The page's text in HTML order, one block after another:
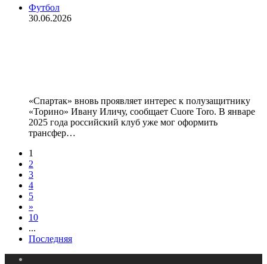
Футбол
30.06.2026
«Спартак» вновь проявляет интерес к полузащитнику
«Торино» Ивану Иличу, сообщает Cuore Toro. В январе
2025 года российский клуб уже мог оформить
трансфер…
1
2
3
4
5
»
10
...
Последняя